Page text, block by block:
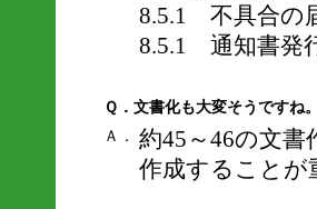
8.5.1 不具合の
8.5.1 通知書発
Ｑ．文書化も大変そうですね。
Ａ．
約45～46の文
作成することが